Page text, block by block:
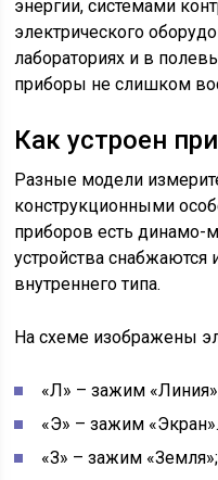
энергии, системами
электрического
лабораториях и в
приборы не слишком
Как устроен
Разные модели
конструкционными
приборов есть динамо-
устройства снабжаются
внутреннего типа.
На схеме изображены
«Л» – зажим
«Э» – зажим «Экран».
«З» – зажим «Земля»;